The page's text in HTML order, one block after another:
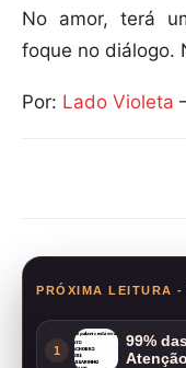
No amor, terá
foque no diálogo.
Por: Lado Violeta
PRÓXIMA LEITURA
1
99%